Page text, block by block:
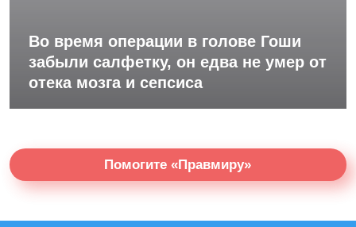
Во время операции в голове Гоши
забыли салфетку, он едва не умер от
отека мозга и сепсиса
Помогите «Правмиру»